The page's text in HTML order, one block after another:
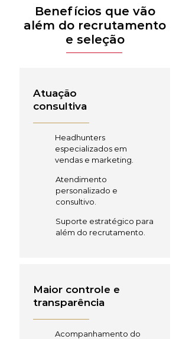
Benefícios que vão
além do recrutamento
e seleção
Atuação
consultiva
Headhunters
especializados em
vendas e marketing.
Atendimento
personalizado e
consultivo.
Suporte estratégico para
além do recrutamento.
Maior controle e
transparência
Acompanhamento do